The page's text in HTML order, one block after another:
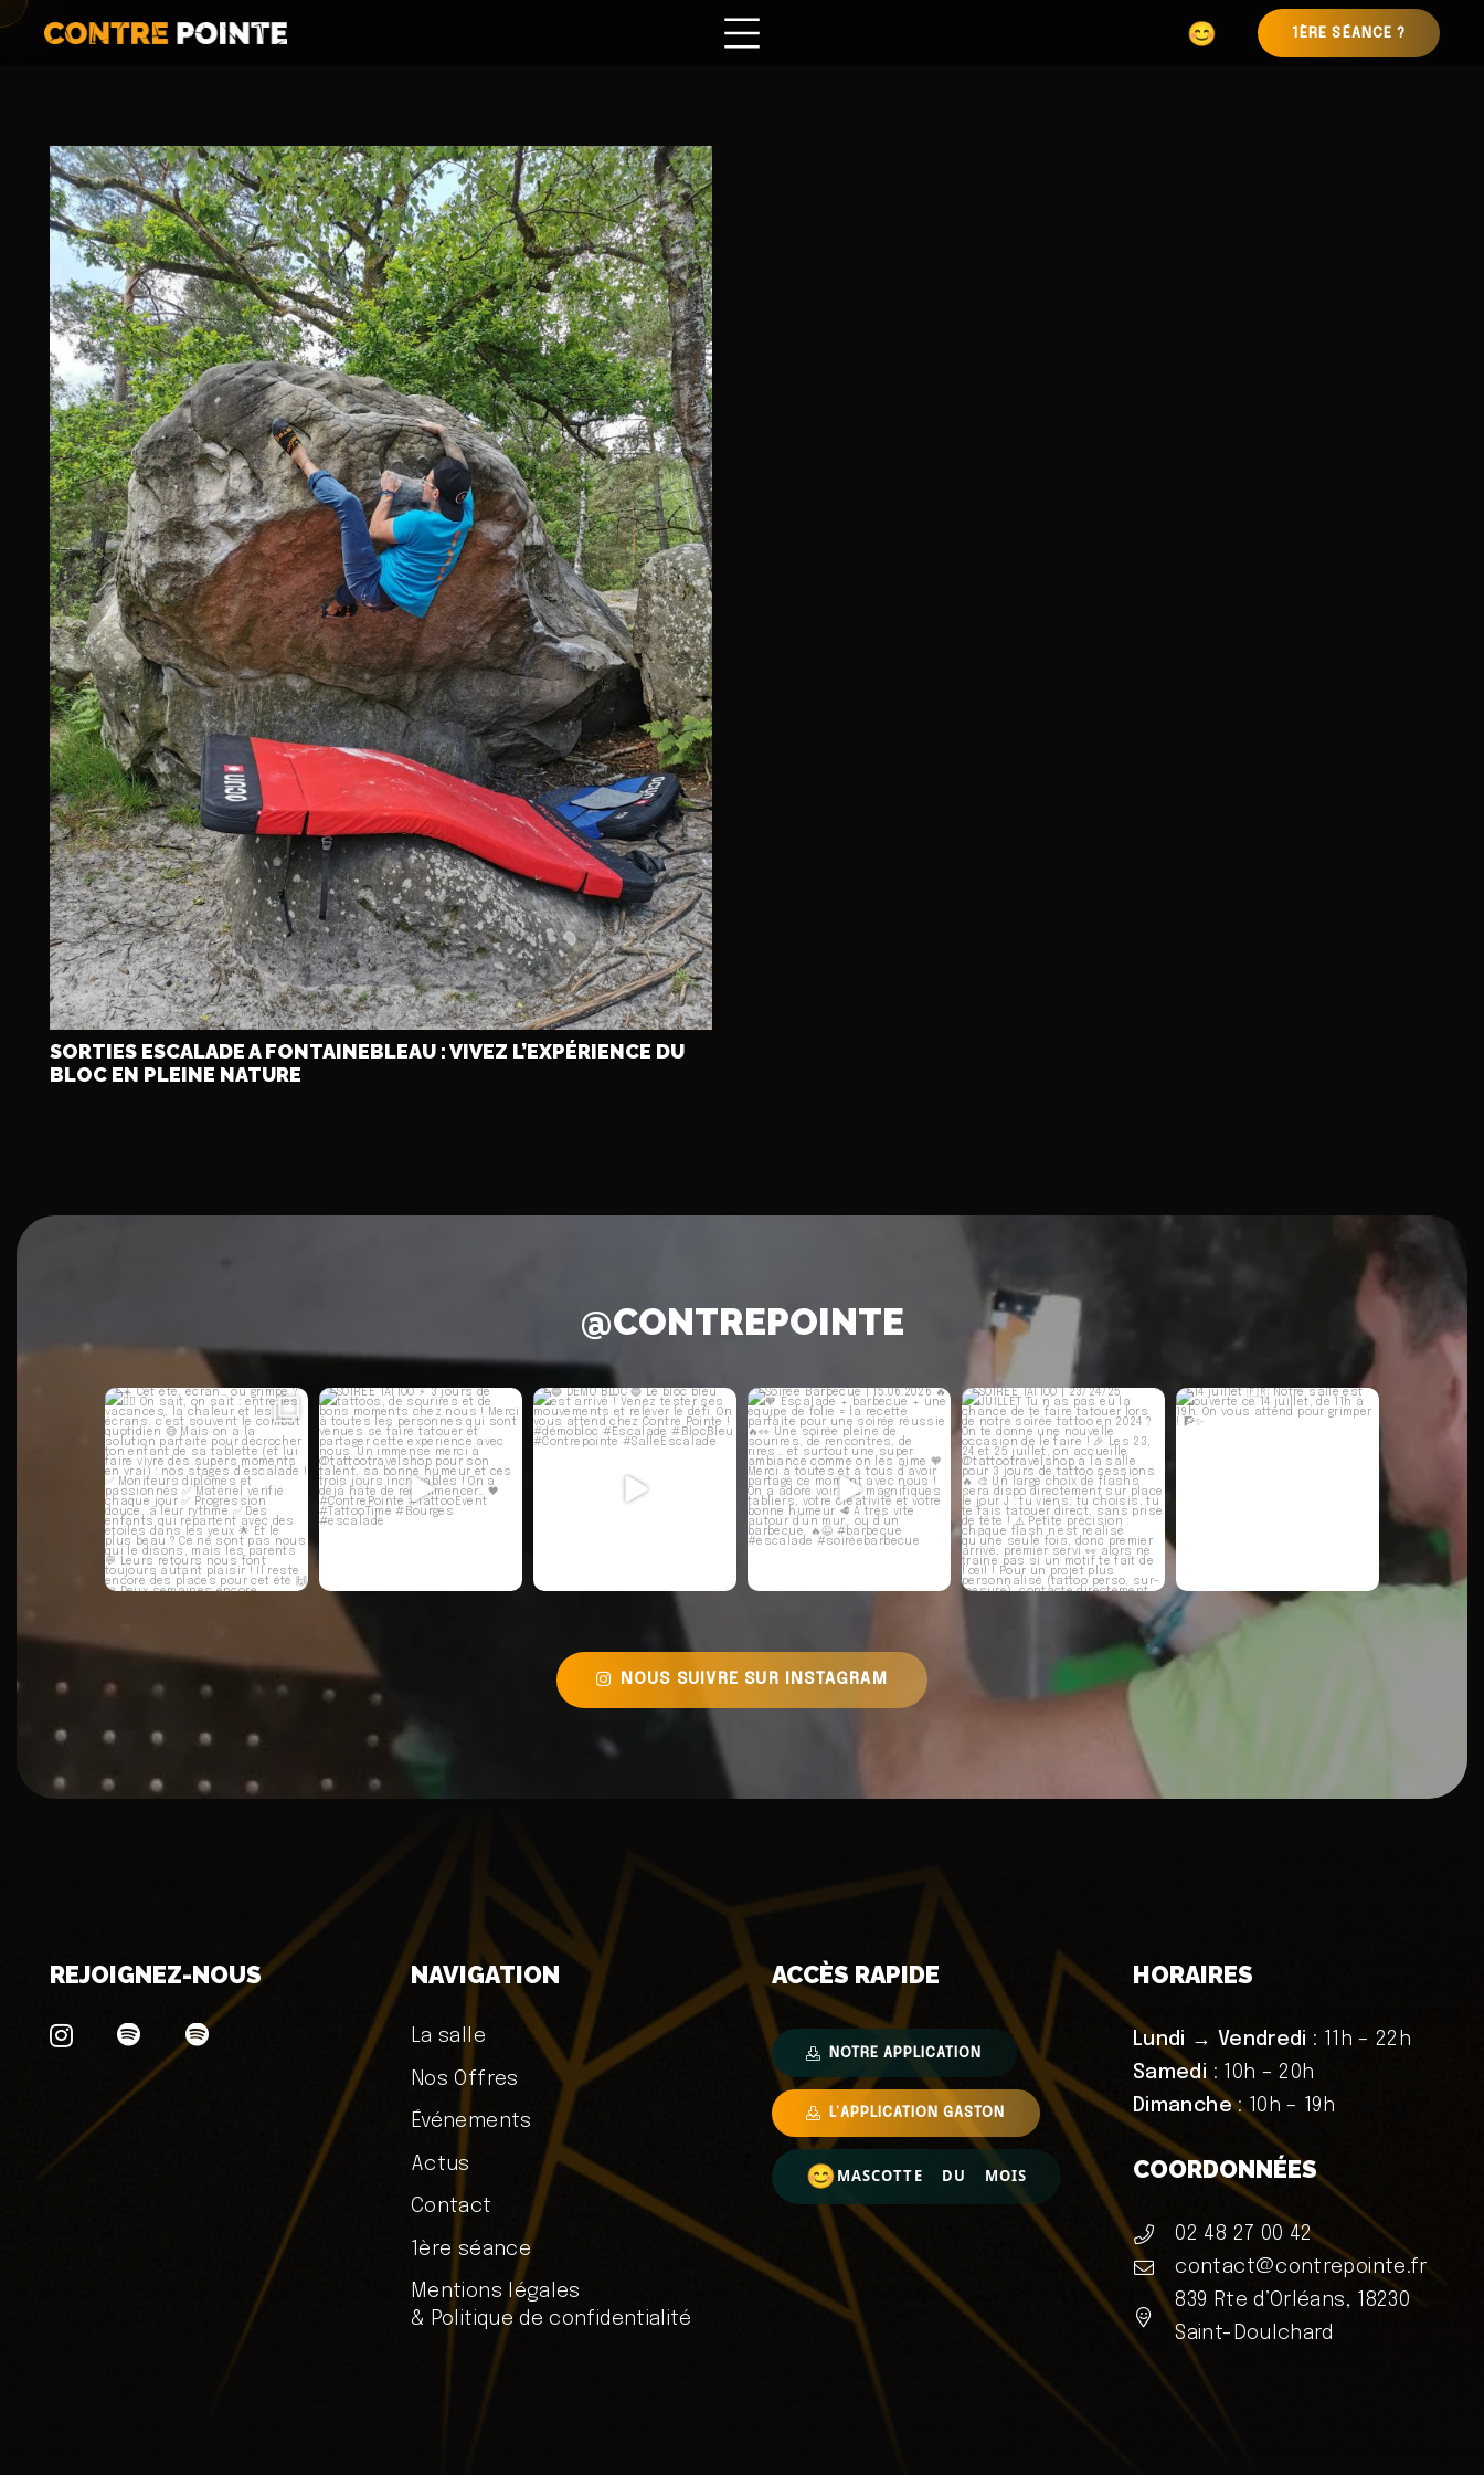
1ÈRE SÉANCE ?
SORTIES ESCALADE A FONTAINEBLEAU : VIVEZ L’EXPÉRIENCE DU
BLOC EN PLEINE NATURE
@CONTREPOINTE
☀️ Cet été, écran… ou grimpe
? 🧗‍♀️
On ...
28 0
SOIRÉE TATTOO ⚡️
3 jours de tattoos, de
39 1
🔵 DÉMO BLOC 🔵
Le bloc bleu est arrivé !...
Soirée Barbecue | 15.06.2026
🔥🧡
Escalade ...
45 1
SOIRÉE TATTOO | 23/24/25
JUILLET
Tu n’as...
41 0
14 juillet 🇫🇷
Notre salle est ouverte ce
NOUS SUIVRE SUR INSTAGRAM
REJOIGNEZ-NOUS NAVIGATION
La salle
Nos Offres
Événements
Actus
Contact
1ère séance
Mentions légales
& Politique de confidentialité
ACCÈS RAPIDE
NOTRE APPLICATION
L’APPLICATION GASTON
MASCOTTE DU MOIS
HORAIRES
Lundi → Vendredi : 11h – 22h
Samedi: 10h – 20h
Dimanche: 10h – 19h
COORDONNÉES
02 48 27 00 42
contact@contrepointe.fr
839 Rte d’Orléans, 18230
Saint-Doulchard